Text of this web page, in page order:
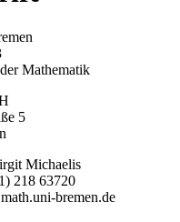
Mathematik
5
Michaelis
218 63720
bremen.de